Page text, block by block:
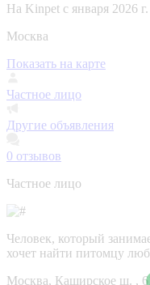
На Kinpet c января 2026 г.
Москва
Показать на карте
Частное лицо
Другие объявления
0 отзывов
Частное лицо
Человек, который
хочет найти питомцу
Москва, Каширское ш. ,